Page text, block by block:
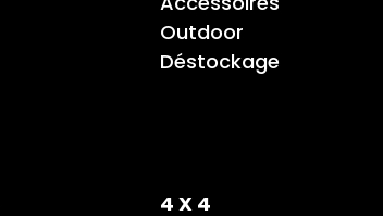
Outdoor
Déstockage
4 X 4